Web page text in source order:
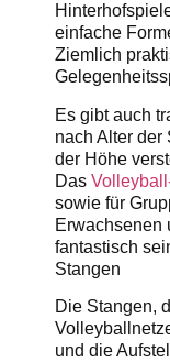
einfache
Ziemlich
Es gibt auch
nach Alter der
der Höhe
Das
sowie für
Erwachsenen
fantastisch
Stangen
Die Stangen,
und die